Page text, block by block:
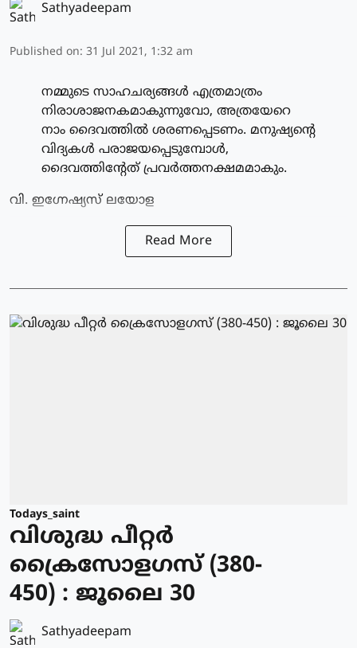
Sathyadeepam
Published on: 31 Jul 2021, 1:32 am
നമ്മുടെ സാഹചര്യങ്ങള്‍ എത്രമാത്രം
നിരാശാജനകമാകുന്നുവോ, അത്രയേറെ
നാം ദൈവത്തില്‍ ശരണപ്പെടണം. മനുഷ്യന്റെ
വിദ്യകള്‍ പരാജയപ്പെടുമ്പോള്‍,
ദൈവത്തിന്റേത് പ്രവര്‍ത്തനക്ഷമമാകും.
വി. ഇഗ്നേഷ്യസ് ലയോള
Read More
Todays_saint
വിശുദ്ധ പീറ്റര്‍
ക്രൈസോളഗസ് (380-
450) : ജൂലൈ 30
Sathyadeepam